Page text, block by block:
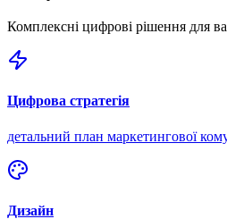
Комплексні цифрові рішення для
Цифрова стратегія
детальний план маркетингової
Дизайн